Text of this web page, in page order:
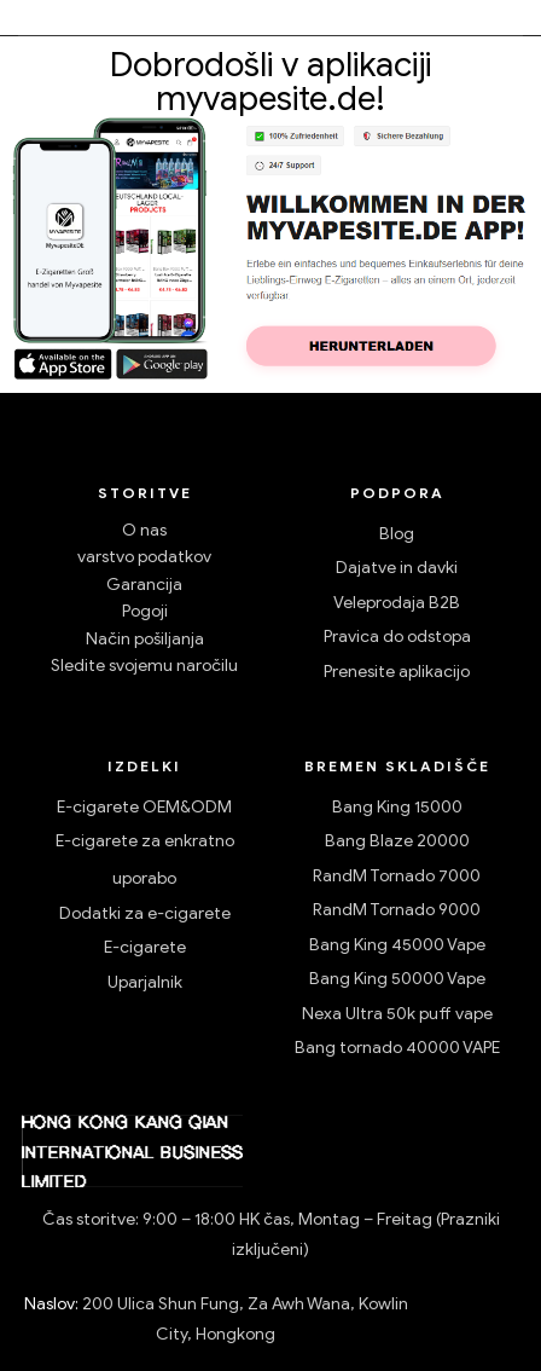
Dobrodošli v aplikaciji
myvapesite.de!
STORITVE
O nas
varstvo podatkov
Garancija
Pogoji
Način pošiljanja
Sledite svojemu naročilu
PODPORA
Blog
Dajatve in davki
Veleprodaja B2B
Pravica do odstopa
Prenesite aplikacijo
IZDELKI
E-cigarete OEM&ODM
E-cigarete za enkratno
uporabo
Dodatki za e-cigarete
E-cigarete
Uparjalnik
BREMEN SKLADIŠČE
Bang King 15000
Bang Blaze 20000
RandM Tornado 7000
RandM Tornado 9000
Bang King 45000 Vape
Bang King 50000 Vape
Nexa Ultra 50k puff vape
Bang tornado 40000 VAPE
Čas storitve: 9:00 – 18:00 HK čas, Montag – Freitag (Prazniki
izključeni)
Naslov: 200 Ulica Shun Fung, Za Awh Wana, Kowlin
City, Hongkong